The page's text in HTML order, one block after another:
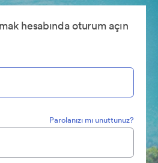
hesabında oturum açın
Parolanızı mı unuttunuz?